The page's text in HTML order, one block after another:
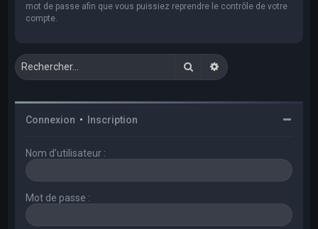
mot de passe afin que vous puissiez reprendre le contrôle de votre
compte.
RechercherRecherche avancée
Connexion • Inscription
Nom d’utilisateur :
Mot de passe :